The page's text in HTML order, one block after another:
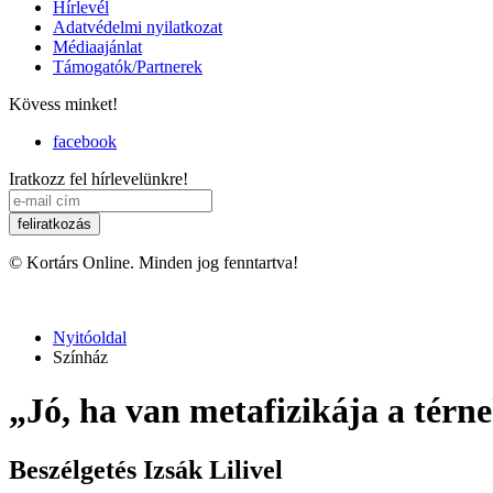
Hírlevél
Adatvédelmi nyilatkozat
Médiaajánlat
Támogatók/Partnerek
Kövess minket!
facebook
Iratkozz fel hírlevelünkre!
© Kortárs Online. Minden jog fenntartva!
Nyitóoldal
Színház
„Jó, ha van metafizikája a
Beszélgetés Izsák Lilivel